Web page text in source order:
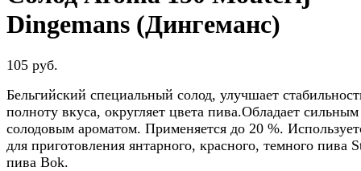
Dingemans (Дингеманс)
105 руб.
Бельгийский специальный солод, улучшает
полноту вкуса, округляет цвета пива.Обладает сильным
солодовым ароматом. Применяется до 20 %.
для приготовления янтарного, красного, темного пива
пива Bok.